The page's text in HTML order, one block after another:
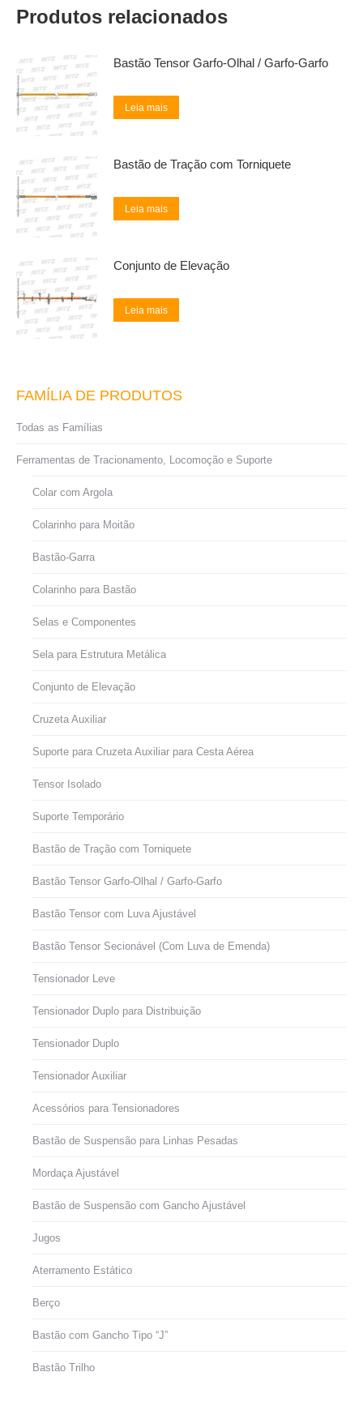
Produtos relacionados
Bastão Tensor Garfo-Olhal / Garfo-Garfo
Leia mais
Bastão de Tração com Torniquete
Leia mais
Conjunto de Elevação
Leia mais
FAMÍLIA DE PRODUTOS
Todas as Famílias
Ferramentas de Tracionamento, Locomoção e Suporte
Colar com Argola
Colarinho para Moitão
Bastão-Garra
Colarinho para Bastão
Selas e Componentes
Sela para Estrutura Metálica
Conjunto de Elevação
Cruzeta Auxiliar
Suporte para Cruzeta Auxiliar para Cesta Aérea
Tensor Isolado
Suporte Temporário
Bastão de Tração com Torniquete
Bastão Tensor Garfo-Olhal / Garfo-Garfo
Bastão Tensor com Luva Ajustável
Bastão Tensor Secionável (Com Luva de Emenda)
Tensionador Leve
Tensionador Duplo para Distribuição
Tensionador Duplo
Tensionador Auxiliar
Acessórios para Tensionadores
Bastão de Suspensão para Linhas Pesadas
Mordaça Ajustável
Bastão de Suspensão com Gancho Ajustável
Jugos
Aterramento Estático
Berço
Bastão com Gancho Tipo “J”
Bastão Trilho